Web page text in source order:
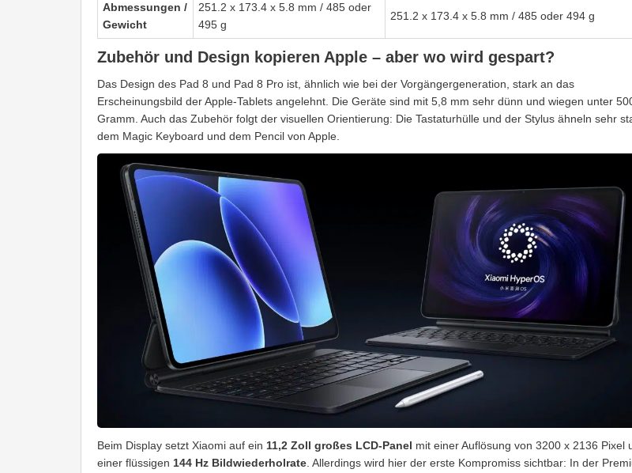
Abmessungen /
Gewicht
251.2 x 173.4 x 5.8 mm / 485 oder
495 g
251.2 x 173.4 x 5.8 mm / 485 oder 494 g
Zubehör und Design kopieren Apple – aber wo wird gespart?
Das Design des Pad 8 und Pad 8 Pro ist, ähnlich wie bei der Vorgängergeneration, stark an das
Erscheinungsbild der Apple-Tablets angelehnt. Die Geräte sind mit 5,8 mm sehr dünn und wiegen unter
Gramm. Auch das Zubehör folgt der visuellen Orientierung: Die Tastaturhülle und der Stylus ähneln sehr
dem Magic Keyboard und dem Pencil von Apple.
Beim Display setzt Xiaomi auf ein 11,2 Zoll großes LCD-Panel mit einer Auflösung von 3200 x 2136 Pixel
einer flüssigen 144 Hz Bildwiederholrate . Allerdings wird hier der erste Kompromiss sichtbar: In der